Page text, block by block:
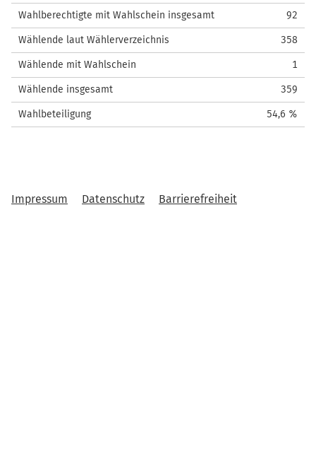
Wahlberechtigte mit Wahlschein insgesamt 92
Wählende laut Wählerverzeichnis 358
Wählende mit Wahlschein 1
Wählende insgesamt 359
Wahlbeteiligung 54,6 %
Impressum Datenschutz Barrierefreiheit